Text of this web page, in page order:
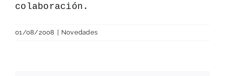
colaboración.
01/08/2008 | Novedades